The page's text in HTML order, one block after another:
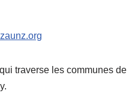
traverse les communes de